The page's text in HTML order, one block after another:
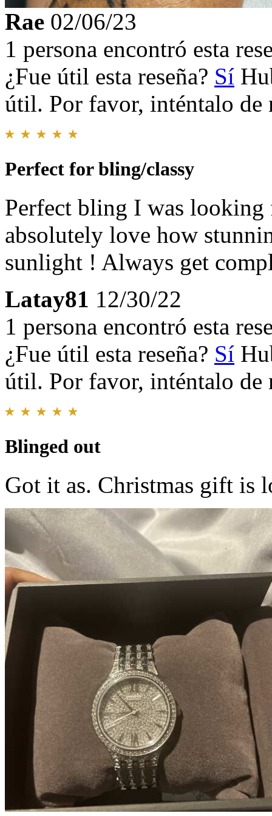
Rae 02/06/23
1 persona encontró esta
¿Fue útil esta reseña? Sí
útil. Por favor, inténtalo de
Perfect for bling/classy
Perfect bling I was
absolutely love how
sunlight ! Always get
Latay81 12/30/22
1 persona encontró esta
¿Fue útil esta reseña? Sí
útil. Por favor, inténtalo de
Blinged out
Got it as. Christmas gift is